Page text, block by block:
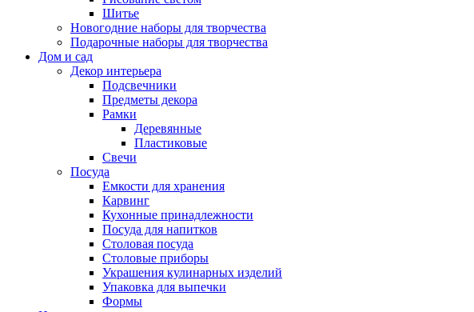
Шитье
Новогодние наборы для творчества
Подарочные наборы для творчества
Дом и сад
Декор интерьера
Подсвечники
Предметы декора
Рамки
Деревянные
Пластиковые
Свечи
Посуда
Емкости для хранения
Карвинг
Кухонные принадлежности
Посуда для напитков
Столовая посуда
Столовые приборы
Украшения кулинарных изделий
Упаковка для выпечки
Формы